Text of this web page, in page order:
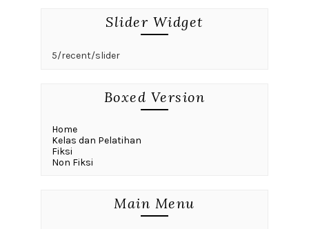
Slider Widget
5/recent/slider
Boxed Version
Home
Kelas dan Pelatihan
Fiksi
Non Fiksi
Main Menu